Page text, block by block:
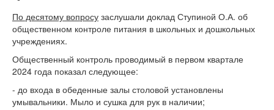
По десятому вопросу заслушали доклад Ступиной О.А. об
общественном контроле питания в школьных и дошкольных
учреждениях.
Общественный контроль проводимый в первом квартале
2024 года показал следующее:
- до входа в обеденные залы столовой установлены
умывальники. Мыло и сушка для рук в наличии;